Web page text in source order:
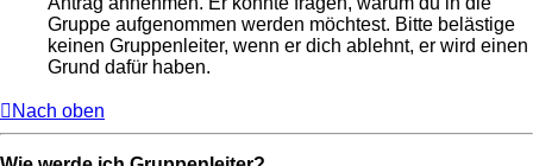
Gruppe aufgenommen werden möchtest. Bitte belästige
keinen Gruppenleiter, wenn er dich ablehnt, er wird einen
Grund dafür haben.
Nach oben